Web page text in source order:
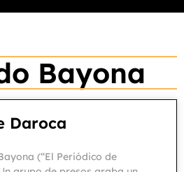
Bayona
Daroca
(“El Periódico de